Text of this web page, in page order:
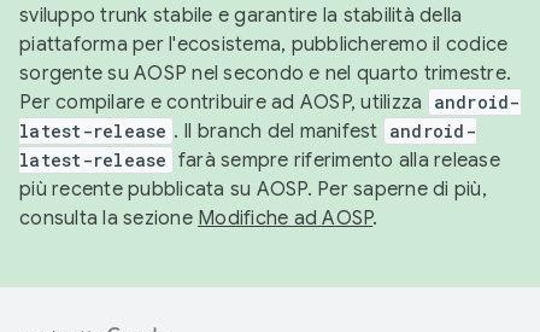
sviluppo trunk stabile e garantire la stabilità della
piattaforma per l'ecosistema, pubblicheremo il codice
sorgente su AOSP nel secondo e nel quarto trimestre.
Per compilare e contribuire ad AOSP, utilizza
android-
latest-release . Il branch del manifest android-
latest-release farà sempre riferimento alla release
più recente pubblicata su AOSP. Per saperne di più,
consulta la sezione Modifiche ad AOSP.